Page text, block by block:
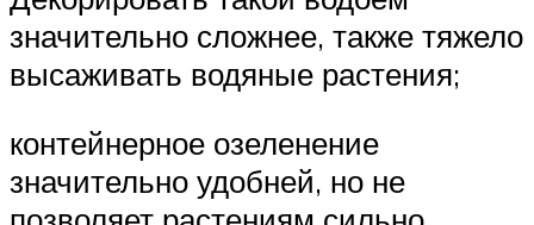
значительно сложнее, также тяжело
высаживать водяные растения;
контейнерное озеленение
значительно удобней, но не